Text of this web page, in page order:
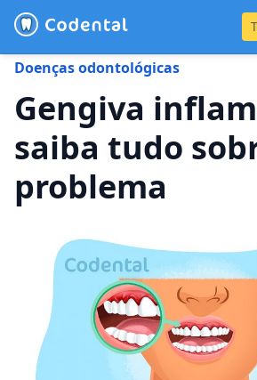
(31) 4042-0882
Blog
Recursos
Entrar
Doenças odontológicas
Gengiva
saiba tudo
problema